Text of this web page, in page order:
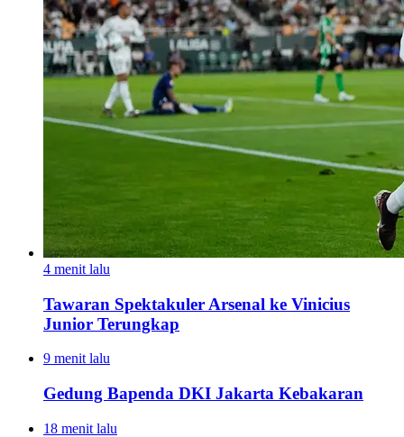
4 menit lalu
Tawaran Spektakuler Arsenal ke Vinicius
Junior Terungkap
9 menit lalu
Gedung Bapenda DKI Jakarta Kebakaran
18 menit lalu